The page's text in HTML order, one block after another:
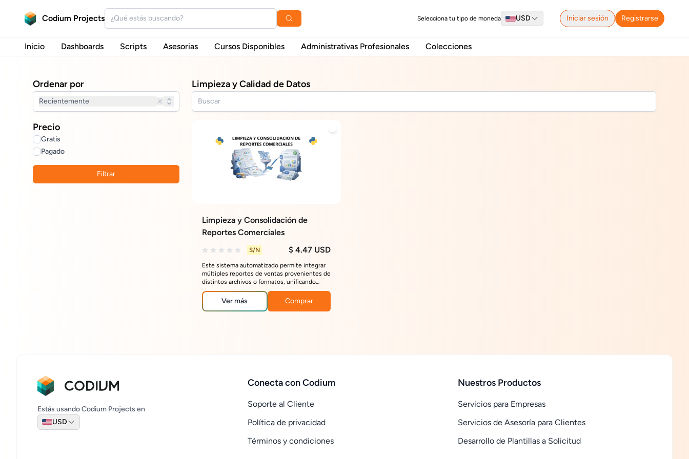
Codium Projects Selecciona tu tipo de moneda USD Iniciar sesión Registrarse
Inicio Dashboards Scripts Asesorias Cursos Disponibles Administrativas Profesionales Colecciones
Ordenar por
Recientemente
Precio
Gratis
Pagado
Filtrar
Limpieza y Calidad de Datos
Limpieza y Consolidación de
Reportes Comerciales
S/N $ 4.47 USD
Este sistema automatizado permite integrar
múltiples reportes de ventas provenientes de
distintos archivos o formatos, unificando
estructuras, eliminando duplicados y
estandarizando fechas, monedas, regiones y
precios.
Ver más Comprar
Estás usando Codium Projects en
USD
Conecta con Codium
Soporte al Cliente
Política de privacidad
Términos y condiciones
Nuestros Productos
Servicios para Empresas
Servicios de Asesoría para Clientes
Desarrollo de Plantillas a Solicitud